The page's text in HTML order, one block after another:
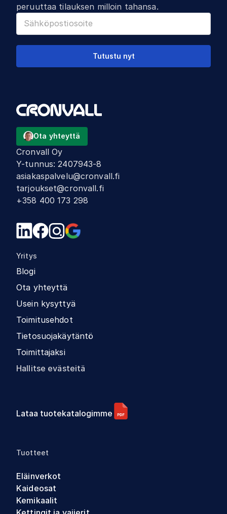
peruuttaa tilauksen milloin tahansa.
Tutustu nyt
Ota yhteyttä
Cronvall Oy
Y-tunnus:2407943-8
asiakaspalvelu@cronvall.fi
tarjoukset@cronvall.fi
+358 400 173 298
Yritys
Blogi
Ota yhteyttä
Usein kysyttyä
Toimitusehdot
Tietosuojakäytäntö
Toimittajaksi
Hallitse evästeitä
Lataa tuotekatalogimme
Tuotteet
Eläinverkot
Kaideosat
Kemikaalit